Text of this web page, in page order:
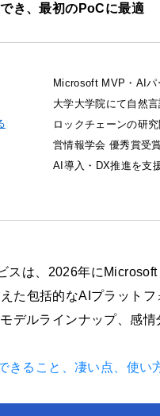
き、最初のPoCに最適
Microsoft MVP・AIパ
大学大学院にて自然
ロックチェーンの研
営情報学会 優秀賞受
AI導入・DX推進を支援
スは、2026年に
た包括的なAIプラット
デルラインナップ、感
きること、凄い点、使い